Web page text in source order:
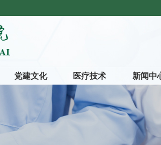
党建文化 医疗技术 新闻中